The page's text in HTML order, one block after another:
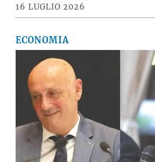
16 LUGLIO 2026
ECONOMIA